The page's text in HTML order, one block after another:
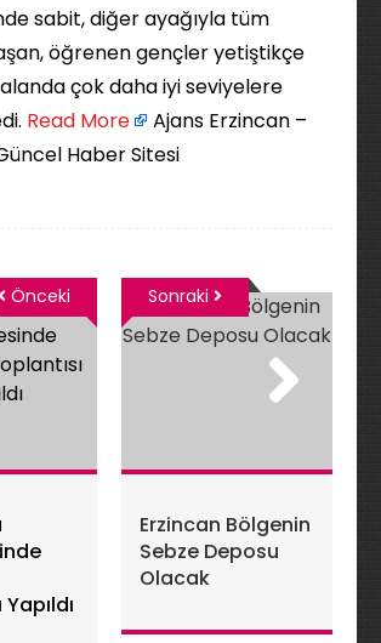
sabit, diğer ayağıyla tüm
öğrenen gençler yetiştikçe
çok daha iyi seviyelere
Read More
Ajans Erzincan –
Haber Sitesi
Önceki
Erzincan Bölgenin
Sebze Deposu
Olacak
Sonraki